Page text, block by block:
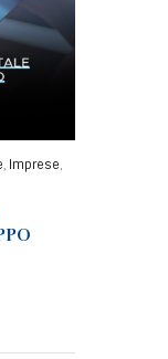
, Imprese,